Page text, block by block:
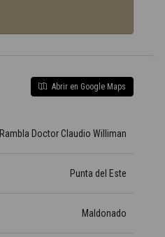
Abrir en Google Maps
Rambla Doctor Claudio Williman
Punta del Este
Maldonado